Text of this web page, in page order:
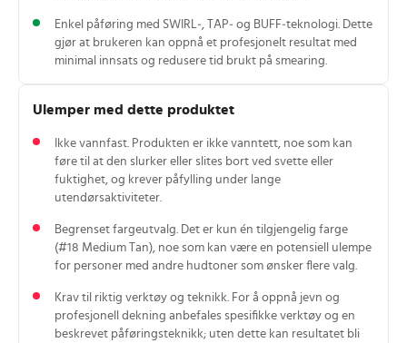
Enkel påføring med SWIRL‑, TAP‑ og BUFF‑teknologi. Dette
gjør at brukeren kan oppnå et profesjonelt resultat med
minimal innsats og redusere tid brukt på smearing.
Ulemper med dette produktet
Ikke vannfast. Produkten er ikke vanntett, noe som kan
føre til at den slurker eller slites bort ved svette eller
fuktighet, og krever påfylling under lange
utendørsaktiviteter.
Begrenset fargeutvalg. Det er kun én tilgjengelig farge
(#18 Medium Tan), noe som kan være en potensiell ulempe
for personer med andre hudtoner som ønsker flere valg.
Krav til riktig verktøy og teknikk. For å oppnå jevn og
profesjonell dekning anbefales spesifikke verktøy og en
beskrevet påføringsteknikk; uten dette kan resultatet bli